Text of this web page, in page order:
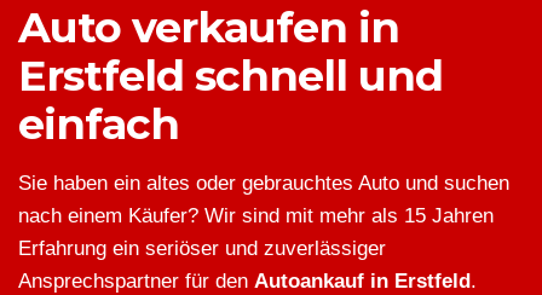
Auto verkaufen in
Erstfeld schnell und
einfach
Sie haben ein altes oder gebrauchtes Auto und suchen
nach einem Käufer? Wir sind mit mehr als 15 Jahren
Erfahrung ein seriöser und zuverlässiger
Ansprechspartner für den Autoankauf in Erstfeld.